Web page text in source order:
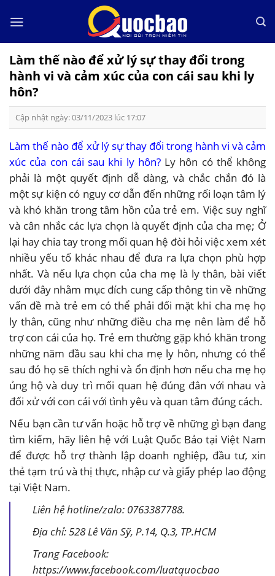
Làm thế nào để xử lý sự thay đổi trong
hành vi và cảm xúc của con cái sau khi ly
hôn?
Cập nhật ngày: 03/11/2023 lúc 17:07
Làm thế nào để xử lý sự thay đổi trong hành vi và cảm
xúc của con cái sau khi ly hôn? Ly hôn có thể không
phải là một quyết định dễ dàng, và chắc chắn đó là
một sự kiện có nguy cơ dẫn đến những rối loạn tâm lý
và khó khăn trong tâm hồn của trẻ em. Việc suy nghĩ
và cân nhắc các lựa chọn là quyết định của cha mẹ; Ở
lại hay chia tay trong mối quan hệ đòi hỏi việc xem xét
nhiều yếu tố khác nhau để đưa ra lựa chọn phù hợp
nhất. Và nếu lựa chọn của cha mẹ là ly thân, bài viết
dưới đây nhằm mục đích cung cấp thông tin về những
vấn đề mà trẻ em có thể phải đối mặt khi cha mẹ họ
ly thân, cũng như những điều cha mẹ nên làm để hỗ
trợ con cái của họ. Trẻ em thường gặp khó khăn trong
những năm đầu sau khi cha mẹ ly hôn, nhưng có thể
sau đó họ sẽ thích nghi và ổn định hơn nếu cha mẹ họ
ủng hộ và duy trì mối quan hệ đúng đắn với nhau và
đối xử với con cái với tình yêu và quan tâm đúng cách.
Nếu bạn cần tư vấn hoặc hỗ trợ về những gì bạn đang
tìm kiếm, hãy liên hệ với Luật Quốc Bảo tại Việt Nam
để được hỗ trợ thành lập doanh nghiệp, đầu tư, xin
thẻ tạm trú và thị thực, nhập cư và giấy phép lao động
tại Việt Nam.
Liên hệ hotline/zalo: 0763387788.
Địa chỉ: 528 Lê Văn Sỹ, P.14, Q.3, TP.HCM
Trang Facebook:
https://www.facebook.com/luatquocbao